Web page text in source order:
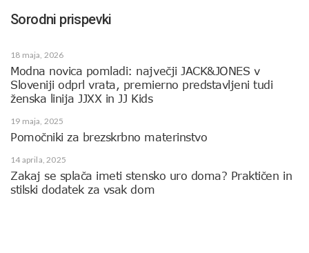
Sorodni prispevki
18 maja, 2026
Modna novica pomladi: največji JACK&JONES v
Sloveniji odprl vrata, premierno predstavljeni tudi
ženska linija JJXX in JJ Kids
19 maja, 2025
Pomočniki za brezskrbno materinstvo
14 aprila, 2025
Zakaj se splača imeti stensko uro doma? Praktičen in
stilski dodatek za vsak dom